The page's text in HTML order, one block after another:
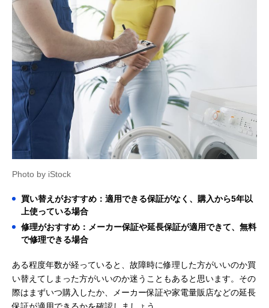
Photo by iStock
買い替えがおすすめ：適用できる保証がなく、購入から5年以
上使っている場合
修理がおすすめ：メーカー保証や延長保証が適用できて、無料
で修理できる場合
ある程度年数が経っていると、故障時に修理した方がいいのか買
い替えてしまった方がいいのか迷うこともあると思います。その
際はまずいつ購入したか、メーカー保証や家電量販店などの延長